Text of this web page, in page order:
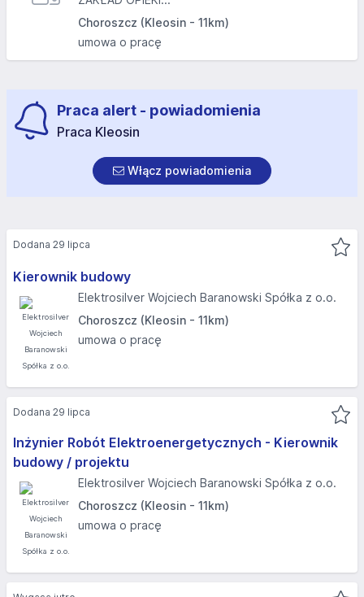
Choroszcz (Kleosin - 11km)
umowa o pracę
Praca alert - powiadomienia
Praca Kleosin
Włącz powiadomienia
Kierownik budowy
Elektrosilver Wojciech Baranowski Spółka z o.o.
Choroszcz (Kleosin - 11km)
umowa o pracę
Dodana 29 lipca
Inżynier Robót Elektroenergetycznych - Kierownik
budowy / projektu
Elektrosilver Wojciech Baranowski Spółka z o.o.
Choroszcz (Kleosin - 11km)
umowa o pracę
Dodana 29 lipca